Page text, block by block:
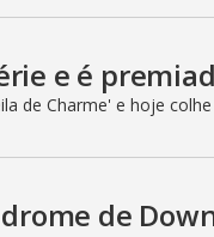
e é
de Charme' e hoje
de